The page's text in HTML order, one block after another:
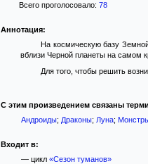
Всего проголосовало: 78
Аннотация:
На космическую базу
вблизи Черной планеты на самом
Для того, чтобы решить
С этим произведением связаны
Андроиды; Драконы; Луна;
Входит в:
— цикл «Сезон туманов»